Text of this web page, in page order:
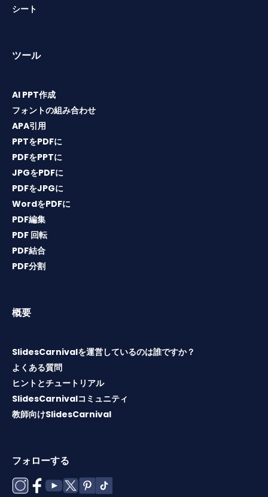
シート
ツール
AI PPT作成
フォントの組み合わせ
APA引用
PPTをPDFに
PDFをPPTに
JPGをPDFに
PDFをJPGに
WordをPDFに
PDF編集
PDF 回転
PDF結合
PDF分割
概要
SlidesCarnivalを運営しているのは誰ですか？
よくある質問
ヒントとチュートリアル
SlidesCarnivalコミュニティ
教師向けSlidesCarnival
フォローする